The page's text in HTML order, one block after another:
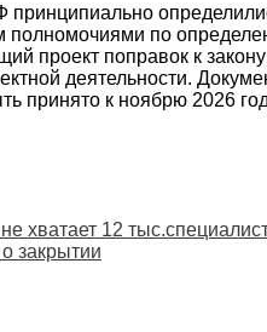
по
проект поправок к
деятельности.
принято к ноябрю 2026
хватает 12
закрытии